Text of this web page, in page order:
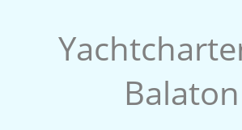
Balaton